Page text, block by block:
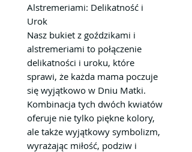
Alstremeriami: Delikatność i
Urok
Nasz bukiet z goździkami i
alstremeriami to połączenie
delikatności i uroku, które
sprawi, że każda mama poczuje
się wyjątkowo w Dniu Matki.
Kombinacja tych dwóch kwiatów
oferuje nie tylko piękne kolory,
ale także wyjątkowy symbolizm,
wyrażając miłość, podziw i